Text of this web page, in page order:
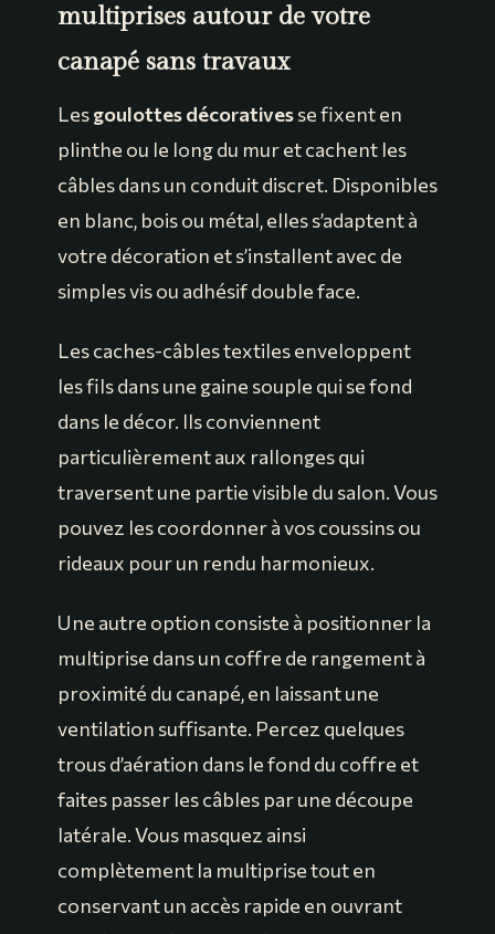
multiprises autour de votre
canapé sans travaux
Lesgoulottes décorativesse fixent en
plinthe ou le long du mur et cachent les
câbles dans un conduit discret. Disponibles
en blanc, bois ou métal, elles s’adaptent à
votre décoration et s’installent avec de
simples vis ou adhésif double face.
Les caches-câbles textiles enveloppent
les fils dans une gaine souple qui se fond
dans le décor. Ils conviennent
particulièrement aux rallonges qui
traversent une partie visible du salon. Vous
pouvez les coordonner à vos coussins ou
rideaux pour un rendu harmonieux.
Une autre option consiste à positionner la
multiprise dans un coffre de rangement à
proximité du canapé, en laissant une
ventilation suffisante. Percez quelques
trous d’aération dans le fond du coffre et
faites passer les câbles par une découpe
latérale. Vous masquez ainsi
complètement la multiprise tout en
conservant un accès rapide en ouvrant